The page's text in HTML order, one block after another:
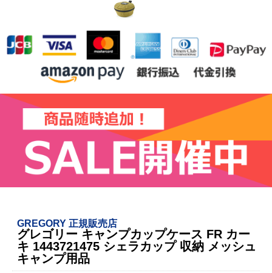
GREGORY 正規販売店
グレゴリー キャンプカップケース FR カー
キ 1443721475 シェラカップ 収納 メッシュ
キャンプ用品